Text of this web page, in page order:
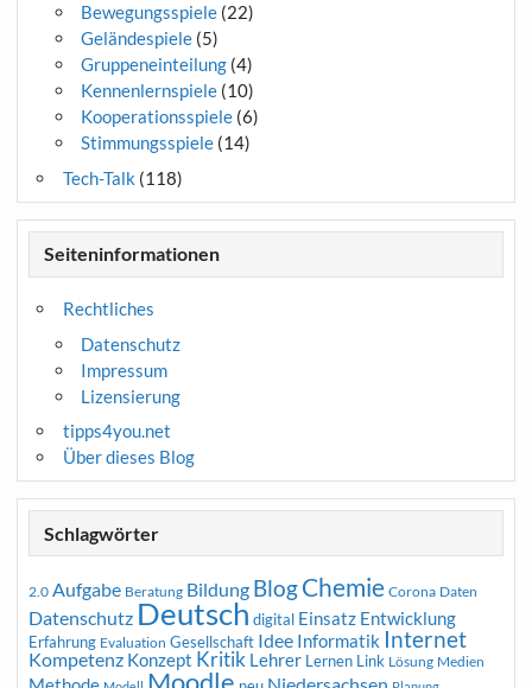
Bewegungsspiele(22)
Geländespiele(5)
Gruppeneinteilung(4)
Kennenlernspiele(10)
Kooperationsspiele(6)
Stimmungsspiele(14)
Tech-Talk (118)
Seiteninformationen
Rechtliches
Datenschutz
Impressum
Lizensierung
tipps4you.net
Über dieses Blog
Schlagwörter
2.0 Aufgabe Beratung Bildung BlogChemie Corona Daten
Datenschutz Deutsch digital Einsatz Entwicklung
Erfahrung Evaluation Gesellschaft Idee Informatik Internet
Kompetenz Konzept Kritik Lehrer Lernen Link Lösung Medien
Moodle Niedersachsen